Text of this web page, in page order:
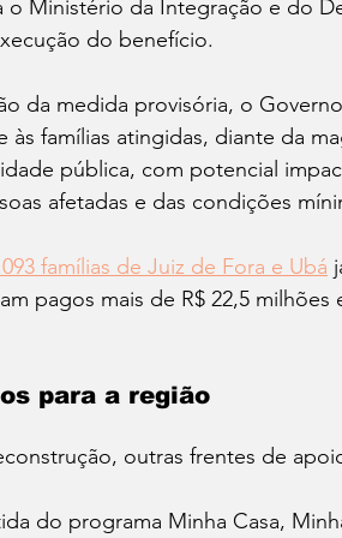
o Ministério da Integração e do
do benefício.
da medida provisória, o
às famílias atingidas, diante da
pública, com potencial
afetadas e das condições
famílias de Juiz de Fora e Ubá
pagos mais de R$ 22,5
para a região
outras frentes de
do programa Minha Casa,